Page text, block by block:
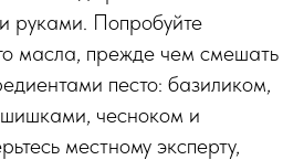
руками. Попробуйте
масла, прежде чем смешать
песто: базиликом,
чесноком и
местному эксперту,